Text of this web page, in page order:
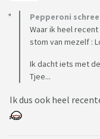
Pepperoni
Waar ik heel
stom van mezelf :
Ik dacht iets met
Tjee...
Ik dus ook heel